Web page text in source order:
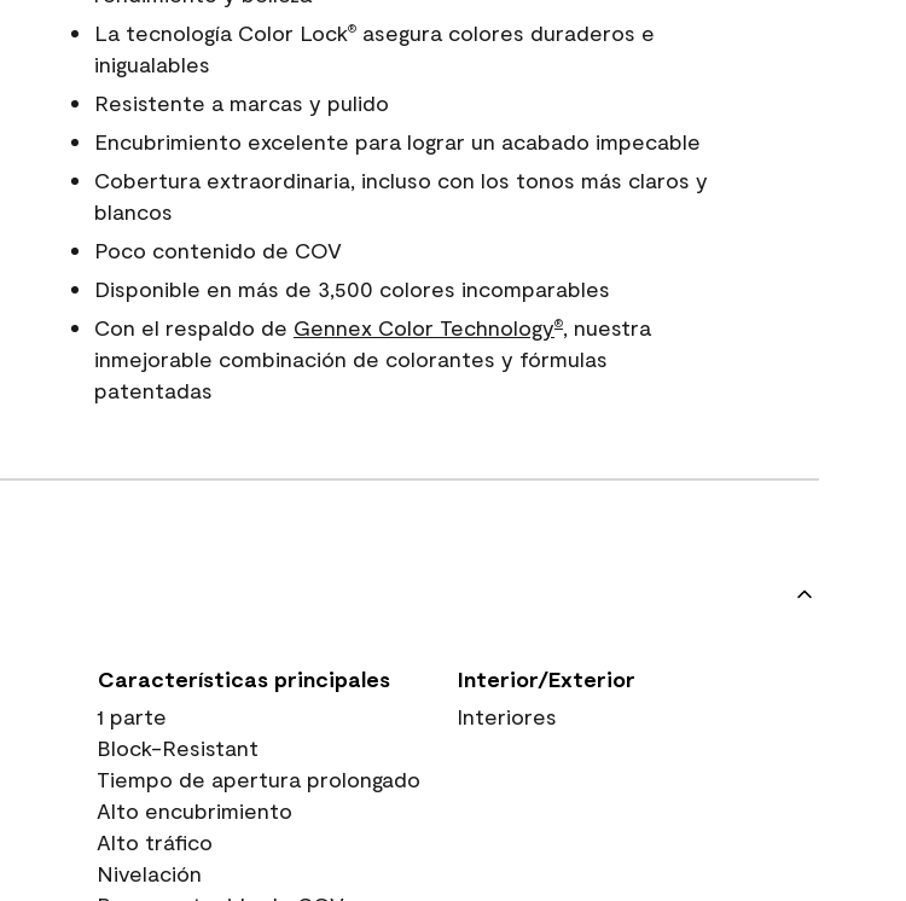
La tecnología Color Lock®asegura colores duraderos e
inigualables
Resistente a marcas y pulido
Encubrimiento excelente para lograr un acabado impecable
Cobertura extraordinaria, incluso con los tonos más claros y
blancos
Poco contenido de COV
Disponible en más de 3,500 colores incomparables
Con el respaldo de Gennex Color Technology®, nuestra
inmejorable combinación de colorantes y fórmulas
patentadas
Características principales
1 parte
Block-Resistant
Tiempo de apertura prolongado
Alto encubrimiento
Alto tráfico
Nivelación
Interior/Exterior
Interiores